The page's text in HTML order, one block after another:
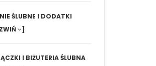
ŚLUBNE I DODATKI
]
I BIŻUTERIA ŚLUBNA